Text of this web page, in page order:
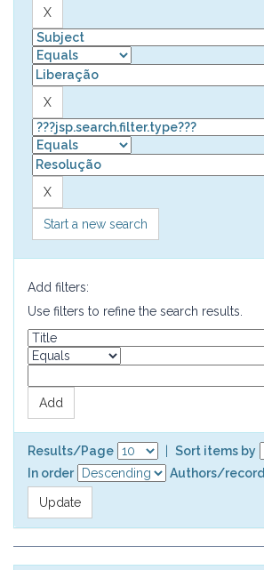
Start a new search
Add filters:
Use filters to refine the search results.
Results/Page
Sort items by
In order
Authors/record